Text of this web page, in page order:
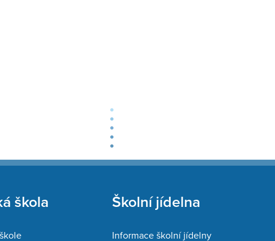
škola Školní jídelna
Informace školní jídelny